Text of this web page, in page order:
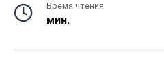
Время чтения
мин.